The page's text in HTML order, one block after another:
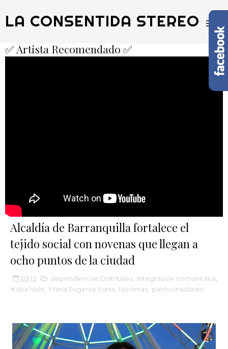
LA CONSENTIDA STEREO
✅ Artista Recomendado ✅
Alcaldía de Barranquilla fortalece el
tejido social con novenas que llegan a
ocho puntos de la ciudad
09:13 dependencias Distritales Integración comunitaria
Katia Nule
María Eugenia Yunis Novenas patrocinadores